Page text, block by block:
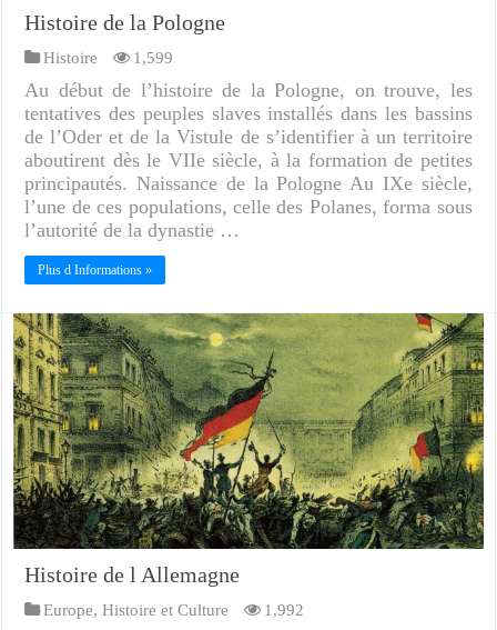
Histoire de la Pologne
Histoire 1,599
Au début de l’histoire de la Pologne, on trouve, les
tentatives des peuples slaves installés dans les bassins
de l’Oder et de la Vistule de s’identifier à un territoire
aboutirent dès le VIIe siècle, à la formation de petites
principautés. Naissance de la Pologne Au IXe siècle,
l’une de ces populations, celle des Polanes, forma sous
l’autorité de la dynastie …
Plus d Informations »
Histoire de l Allemagne
Europe,Histoire et Culture 1,992